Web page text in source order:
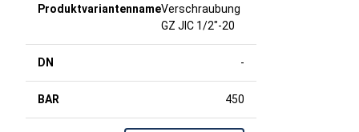
Verschraubung
GZ JIC 1/2"-20
-
450